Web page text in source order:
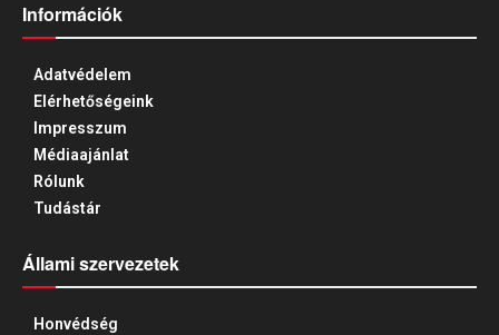
Információk
Adatvédelem
Elérhetőségeink
Impresszum
Médiaajánlat
Rólunk
Tudástár
Állami szervezetek
Honvédség